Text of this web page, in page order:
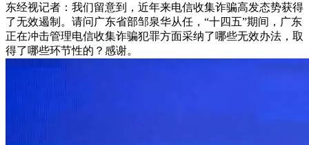
东经视记者：我们留意到，近年来电信收集诈骗高发态势获得
了无效遏制。请问广东省部邹泉华从任，“十四五”期间，广东
正在冲击管理电信收集诈骗犯罪方面采纳了哪些无效办法，取
得了哪些环节性的？感谢。